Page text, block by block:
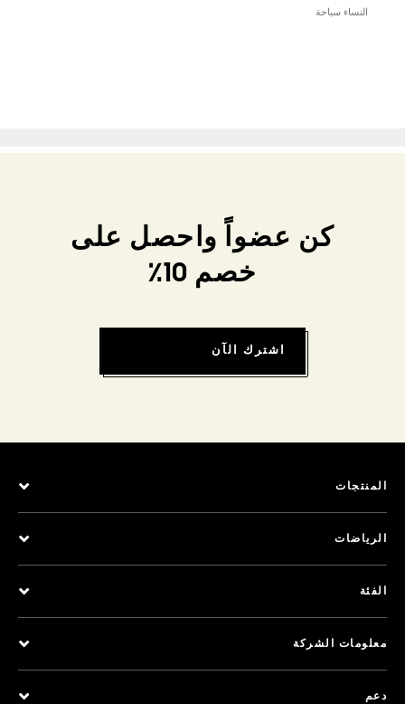
النساء سباحة
كن عضواً واحصل على
خصم 10٪
اشترك الآن
المنتجات
الرياضات
الفئة
معلومات الشركة
دعم